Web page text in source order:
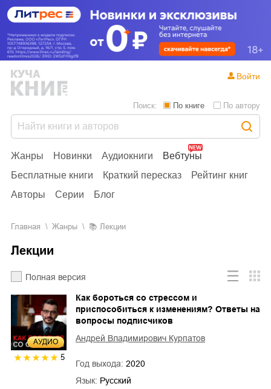
Жанры Новинки Аудиокниги
Вебтуны
Бесплатные книги
Краткий пересказ
Рейтинг книг
Авторы
Серии Блог
Поиск: По книге По автору
Войти
Главная Жанры Лекции
Лекции
Полная версия
AУДИО
5
Как бороться со стрессом и
приспособиться к изменениям? Ответы на
вопросы подписчиков
Андрей Владимирович Курпатов
Год выхода: 2020
Язык: Русский